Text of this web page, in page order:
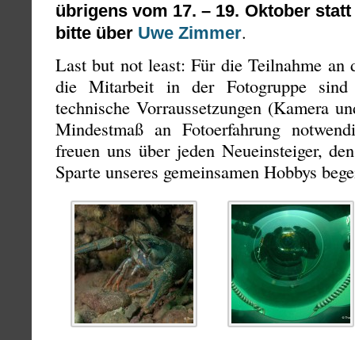
übrigens vom 17. – 19. Oktober
bitte über Uwe Zimmer.
Last but not least: Für die Teilnahme an
die Mitarbeit in der Fotogruppe sind
technische Vorraussetzungen (Kamera
Mindestmaß an Fotoerfahrung
freuen uns über jeden Neueinsteiger,
Sparte unseres gemeinsamen Hobbys